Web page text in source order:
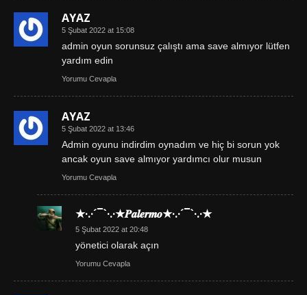
AYAZ
5 Şubat 2022 at 15:08
admin oyun sorunsuz çalıştı ama save almıyor lütfen
yardım edin
Yorumu Cevapla
AYAZ
5 Şubat 2022 at 13:46
Admin oyunu indirdim oynadım ve hiç bi sorun yok
ancak oyun save almıyor yardımcı olur musun
Yorumu Cevapla
★·.·´¯`·.·★𝑷𝒂𝒍𝒆𝒓𝒎𝒐★·.·´¯`·.·★
5 Şubat 2022 at 20:48
yönetici olarak açın
Yorumu Cevapla